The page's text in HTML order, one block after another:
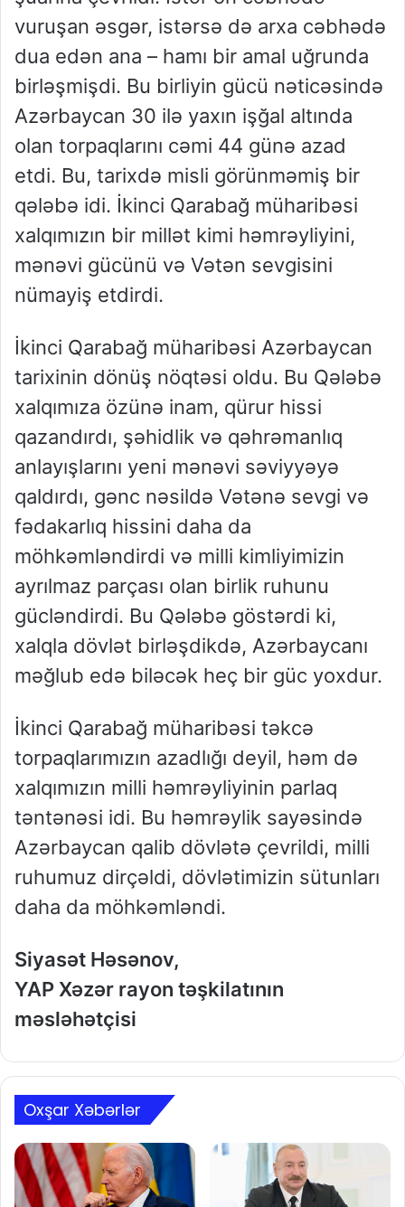
vuruşan əsgər, istərsə də arxa cəbhədə
dua edən ana – hamı bir amal uğrunda
birləşmişdi. Bu birliyin gücü nəticəsində
Azərbaycan 30 ilə yaxın işğal altında
olan torpaqlarını cəmi 44 günə azad
etdi. Bu, tarixdə misli görünməmiş bir
qələbə idi. İkinci Qarabağ müharibəsi
xalqımızın bir millət kimi həmrəyliyini,
mənəvi gücünü və Vətən sevgisini
nümayiş etdirdi.
İkinci Qarabağ müharibəsi Azərbaycan
tarixinin dönüş nöqtəsi oldu. Bu Qələbə
xalqımıza özünə inam, qürur hissi
qazandırdı, şəhidlik və qəhrəmanlıq
anlayışlarını yeni mənəvi səviyyəyə
qaldırdı, gənc nəsildə Vətənə sevgi və
fədakarlıq hissini daha da
möhkəmləndirdi və milli kimliyimizin
ayrılmaz parçası olan birlik ruhunu
gücləndirdi. Bu Qələbə göstərdi ki,
xalqla dövlət birləşdikdə, Azərbaycanı
məğlub edə biləcək heç bir güc yoxdur.
İkinci Qarabağ müharibəsi təkcə
torpaqlarımızın azadlığı deyil, həm də
xalqımızın milli həmrəyliyinin parlaq
təntənəsi idi. Bu həmrəylik sayəsində
Azərbaycan qalib dövlətə çevrildi, milli
ruhumuz dirçəldi, dövlətimizin sütunları
daha da möhkəmləndi.
Siyasət Həsənov,
YAP Xəzər rayon təşkilatının
məsləhətçisi
Oxşar Xəbərlər